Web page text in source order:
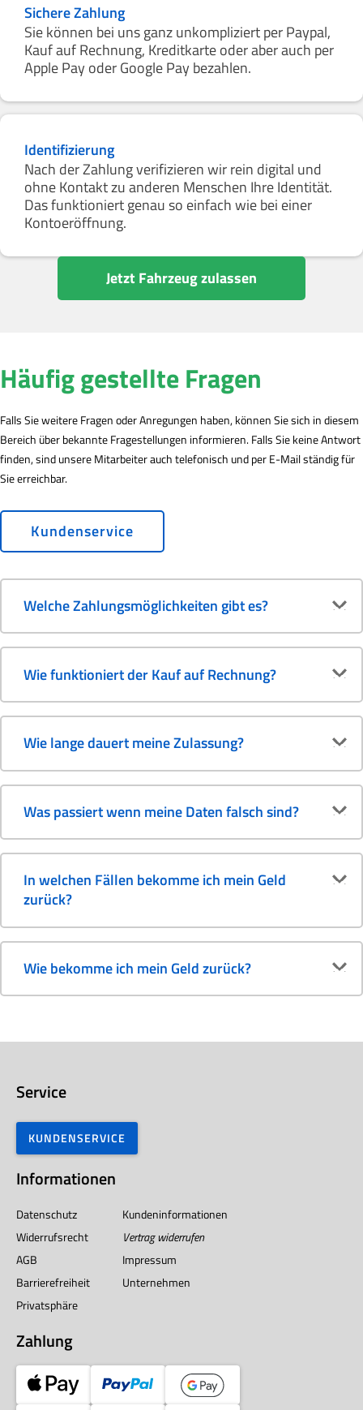
Sichere Zahlung
Sie können bei uns ganz unkompliziert per Paypal,
Kauf auf Rechnung, Kreditkarte oder aber auch per
Apple Pay oder Google Pay bezahlen.
Identifizierung
Nach der Zahlung verifizieren wir rein digital und
ohne Kontakt zu anderen Menschen Ihre Identität.
Das funktioniert genau so einfach wie bei einer
Kontoeröffnung.
Jetzt Fahrzeug zulassen
Häufig gestellte Fragen
Falls Sie weitere Fragen oder Anregungen haben, können Sie sich in diesem
Bereich über bekannte Fragestellungen informieren. Falls Sie keine Antwort
finden, sind unsere Mitarbeiter auch telefonisch und per E-Mail ständig für
Sie erreichbar.
Kundenservice
Welche Zahlungsmöglichkeiten gibt es?
Wie funktioniert der Kauf auf Rechnung?
Wie lange dauert meine Zulassung?
Was passiert wenn meine Daten falsch sind?
In welchen Fällen bekomme ich mein Geld
zurück?
Wie bekomme ich mein Geld zurück?
Service
KUNDENSERVICE
Informationen
Datenschutz
Kundeninformationen
Widerrufsrecht
Vertrag widerrufen
AGB
Impressum
Barrierefreiheit
Unternehmen
Privatsphäre
Zahlung